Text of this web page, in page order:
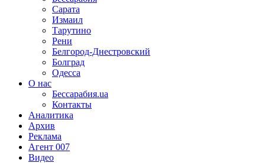
Сарата
Измаил
Тарутино
Рени
Белгород-Днестровский
Болград
Одесса
О нас
Бессарабия.ua
Контакты
Аналитика
Архив
Реклама
Агент 007
Видео